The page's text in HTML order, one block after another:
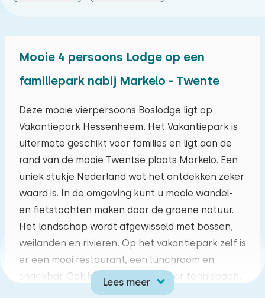
Mooie 4 persoons Lodge op een
familiepark nabij Markelo - Twente
Deze mooie vierpersoons Boslodge ligt op
Vakantiepark Hessenheem. Het Vakantiepark is
uitermate geschikt voor families en ligt aan de
rand van de mooie Twentse plaats Markelo. Een
uniek stukje Nederland wat het ontdekken zeker
waard is. In de omgeving kunt u mooie wandel-
en fietstochten maken door de groene natuur.
Het landschap wordt afgewisseld met bossen,
weilanden en rivieren. Op het vakantiepark zelf is
er een mooi restaurant, een lunchroom en
snackbar. Ook is er een All Weather tennisbaan,
maar ook een overdekte tennisbaan tot uw
Lees meer
augustus 2026
ma di wo do vr za zo
27 28 29 30 31 01 02
03 04 05 06 07 08 09
10 11 12 13 14 15 16
17 18 19 20 21 22